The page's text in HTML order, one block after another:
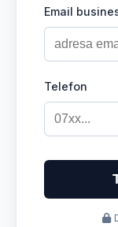
Email
Telefon